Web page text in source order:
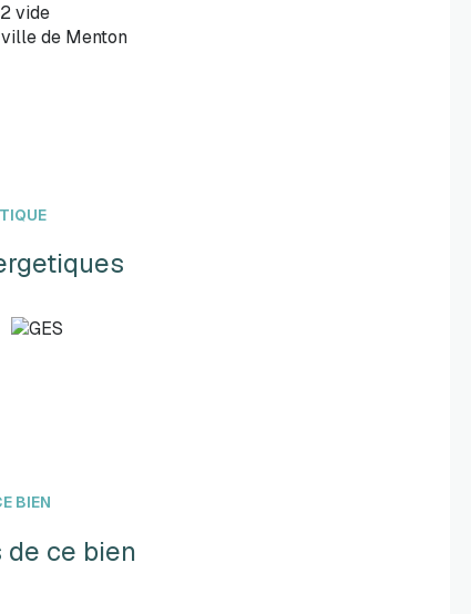
vide
de Menton
BIEN
ce bien